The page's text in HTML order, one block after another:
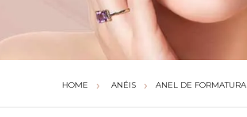
ANÉIS ANEL DE FORMATURA